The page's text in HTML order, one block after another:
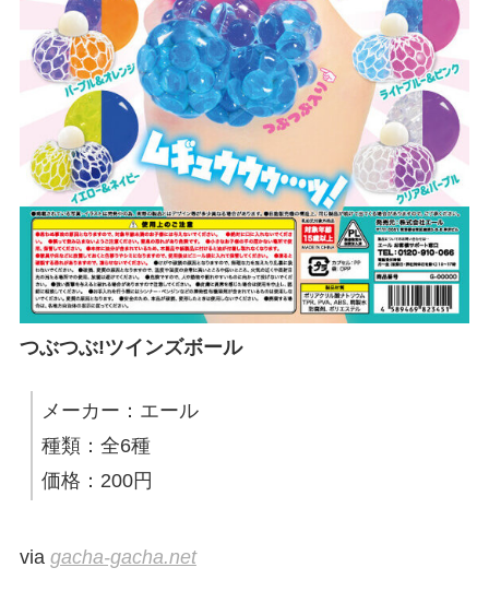
つぶつぶ!ツインズボール
メーカー：エール
種類：全6種
価格：200円
via gacha-gacha.net